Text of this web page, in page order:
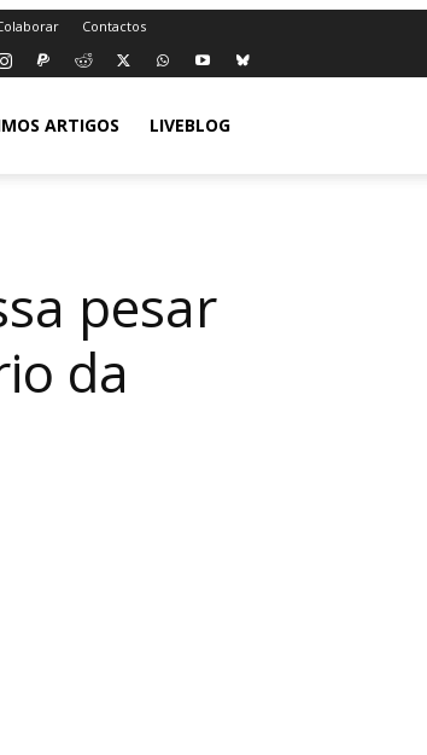
Contactos
ARTIGOS LIVEBLOG
pesar
da